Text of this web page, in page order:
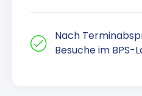
Nach
Besuche im BPS-